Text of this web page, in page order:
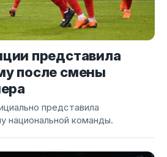
представила
после смены
представила
национальной команды.